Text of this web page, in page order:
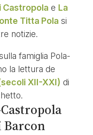
Castropolae La
Titta Pola si
notizie.
famiglia Pola-
la lettura de
XII-XXI) di
Barcon